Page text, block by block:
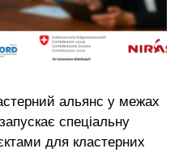
альянс у межах
запускає спеціальну
для кластерних